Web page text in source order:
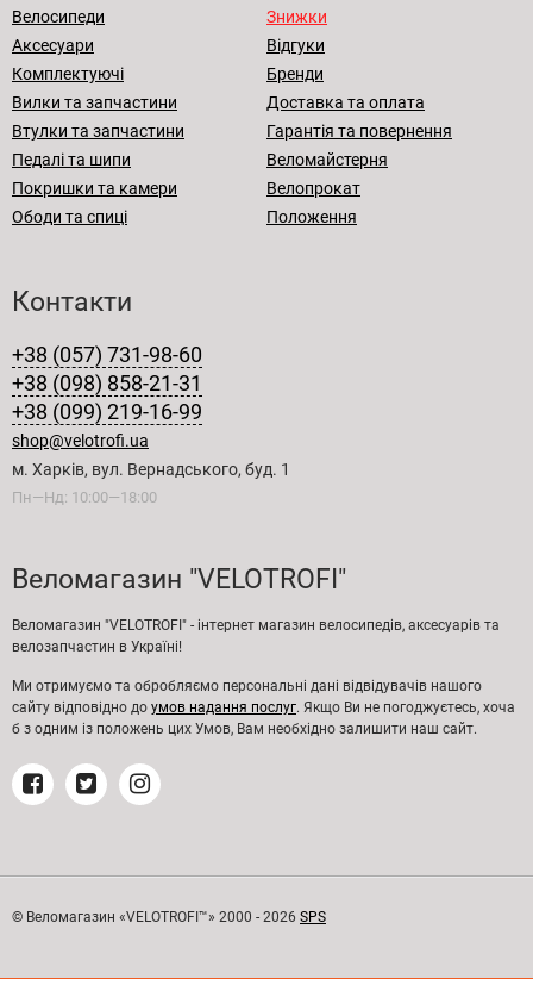
Велосипеди
Аксесуари
Комплектуючі
Вилки та запчастини
Втулки та запчастини
Педалі та шипи
Покришки та камери
Ободи та спиці
Знижки
Відгуки
Бренди
Доставка та оплата
Гарантія та повернення
Веломайстерня
Велопрокат
Положення
Контакти
+38 (057) 731-98-60
+38 (098) 858-21-31
+38 (099) 219-16-99
shop@velotrofi.ua
м. Харків, вул. Вернадського, буд. 1
Пн—Нд: 10:00—18:00
Веломагазин "VELOTROFI"
Веломагазин "VELOTROFI" - інтернет магазин велосипедів, аксесуарів та
велозапчастин в Україні!
Ми отримуємо та обробляємо персональні дані відвідувачів нашого
сайту відповідно до умов надання послуг. Якщо Ви не погоджуєтесь, хоча
б з одним із положень цих Умов, Вам необхідно залишити наш сайт.
© Веломагазин «VELOTROFI™» 2000 - 2026 SPS